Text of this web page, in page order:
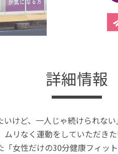
詳細情報
いけど、一人じゃ続けられな
リなく運動をしていただき
女性だけの30分健康フィット